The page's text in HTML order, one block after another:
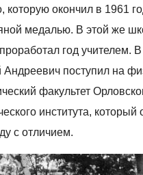
окончил в 1961
медалью. В этой же
год учителем.
Андреевич поступил на
факультет
института, который
с отличием.